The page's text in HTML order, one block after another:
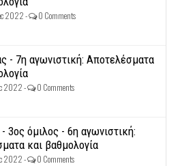
2022 - 0 Comments
- 7η αγωνιστική: Αποτελέσματα
2022 - 0 Comments
3ος όμιλος - 6η αγωνιστική:
και βαθμολογία
2022 - 0 Comments